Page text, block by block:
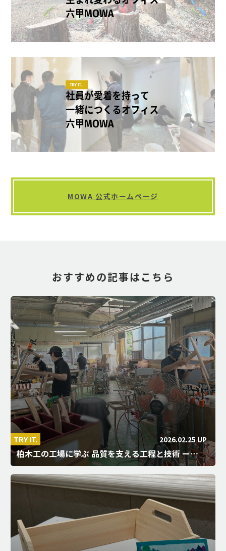
MOWA 公式ホームページ
おすすめの記事はこちら
TRY IT. 2026.02.25 UP
柏木工の工場に学ぶ 品質を支える工程と技術 ー…